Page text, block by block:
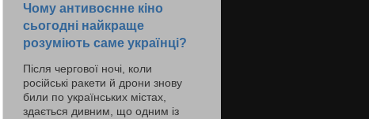
Чому антивоєнне кіно
сьогодні найкраще
розуміють саме українці?
Після чергової ночі, коли
російські ракети й дрони знову
били по українських містах,
здається дивним, що одним із